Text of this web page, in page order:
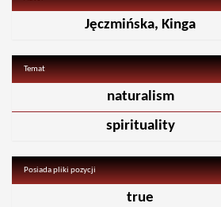
Jęczmińska, Kinga
Temat
naturalism
spirituality
Posiada pliki pozycji
true